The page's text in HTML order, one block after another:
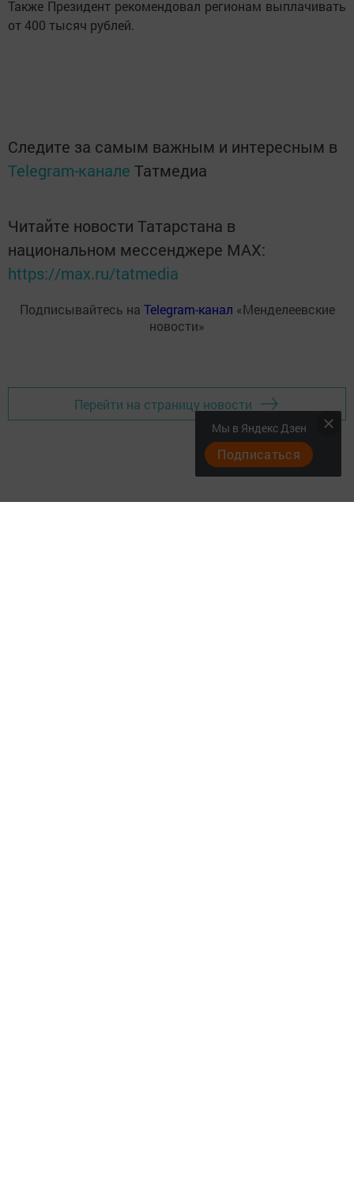
Также Президент рекомендовал регионам выплачивать
от 400 тысяч рублей.
Следите за самым важным и интересным в
Telegram-канале Татмедиа
Читайте новости Татарстана в
национальном мессенджере MАХ:
https://max.ru/tatmedia
Подписывайтесь на Telegram-канал «Менделеевские
новости»
Перейти на страницу новости
Мы в Яндекс Дзен
Подписаться